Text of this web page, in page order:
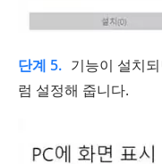
단계 5. 기능이 설치
럼 설정해 줍니다.